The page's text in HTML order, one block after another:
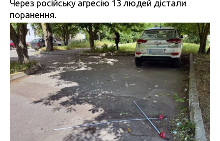
Через російську агресію 13 людей дістали
поранення.